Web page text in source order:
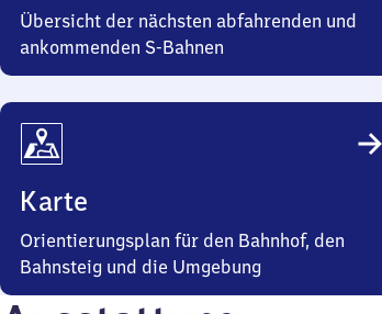
Übersicht der nächsten abfahrenden und
ankommenden S-Bahnen
Karte
Orientierungsplan für den Bahnhof, den
Bahnsteig und die Umgebung